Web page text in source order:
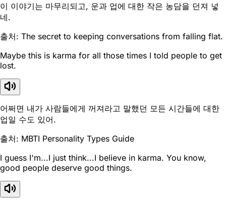
이 이야기는 마무리되고, 운과 업에 대한 작은 농담을 던져 넣
네.
출처: The secret to keeping conversations from falling flat.
Maybe this is karma for all those times I told people to get
lost.
어쩌면 내가 사람들에게 꺼져라고 말했던 모든 시간들에 대한
업일 수도 있어.
출처: MBTI Personality Types Guide
I guess I'm...I just think...I believe in karma. You know,
good people deserve good things.